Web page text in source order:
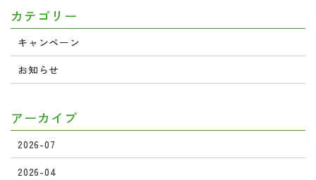
カテゴリー
キャンペーン
お知らせ
アーカイブ
2026-07
2026-04